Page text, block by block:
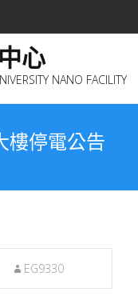
心
NANO FACILITY
樓停電公告
EG9330